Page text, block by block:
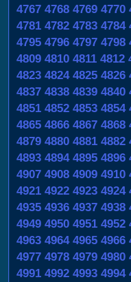
4767 4768 4769 4770
4781 4782 4783 4784
4795 4796 4797 4798
4809 4810 4811 4812
4823 4824 4825 4826
4837 4838 4839 4840
4851 4852 4853 4854
4865 4866 4867 4868
4879 4880 4881 4882
4893 4894 4895 4896
4907 4908 4909 4910
4921 4922 4923 4924
4935 4936 4937 4938
4949 4950 4951 4952
4963 4964 4965 4966
4977 4978 4979 4980
4991 4992 4993 4994